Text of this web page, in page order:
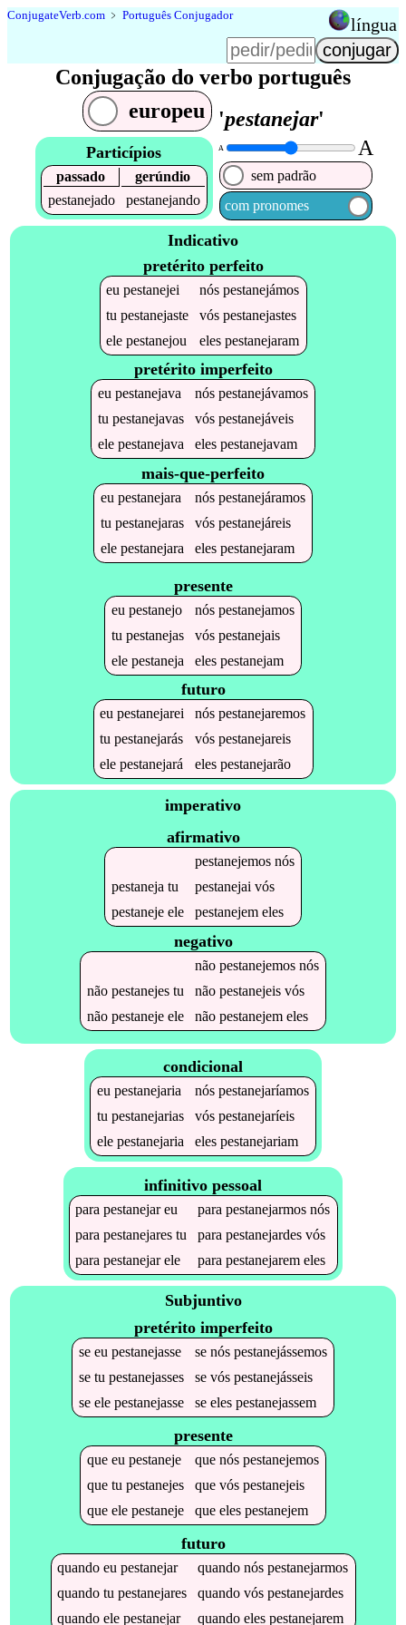
ConjugateVerb.com ﹥ Português Conjugador língua
Conjugação do verbo português
europeu
'pestanejar'
Particípios
passado
gerúndio
pestanejado
pestanejando
A A
sem padrão
com pronomes
Indicativo
pretérito perfeito
eupestanejei nóspestanejámos
tupestanejaste vóspestanejastes
elepestanejou elespestanejaram
pretérito imperfeito
eu pestanejava nós pestanejávamos
tu pestanejavas vós pestanejáveis
ele pestanejava eles pestanejavam
mais-que-perfeito
eu pestanejara nós pestanejáramos
tu pestanejaras vós pestanejáreis
ele pestanejara eles pestanejaram
presente
eu pestanejo nós pestanejamos
tu pestanejas vós pestanejais
ele pestaneja eles pestanejam
futuro
eupestanejarei nóspestanejaremos
tupestanejarás vóspestanejareis
elepestanejará elespestanejarão
imperativo
afirmativo
pestanejemosnós
pestaneja tu pestanejai vós
pestanejeele pestanejemeles
negativo
não pestanejemosnós
não pestanejestu não pestanejeisvós
não pestanejeele não pestanejemeles
condicional
eu pestanejaria nós pestanejaríamos
tu pestanejarias vós pestanejaríeis
ele pestanejaria eles pestanejariam
infinitivo pessoal
parapestanejareu parapestanejarmos nós
parapestanejares tu parapestanejardes vós
parapestanejarele parapestanejarem eles
Subjuntivo
pretérito imperfeito
se eu pestanejasse se nós pestanejássemos
se tu pestanejasses se vós pestanejásseis
se ele pestanejasse se eles pestanejassem
presente
que eu pestaneje que nós pestanejemos
que tu pestanejes que vós pestanejeis
que ele pestaneje que eles pestanejem
futuro
quandoeupestanejar quandonóspestanejarmos
quandotupestanejares quandovóspestanejardes
quandoelepestanejar quandoelespestanejarem